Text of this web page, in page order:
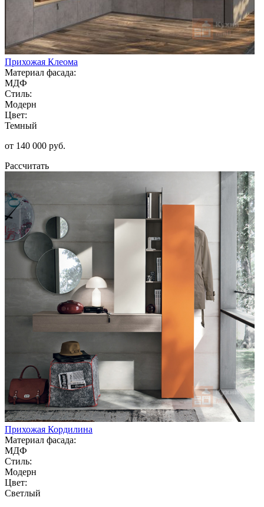
Прихожая Клеома
Материал фасада:
МДФ
Стиль:
Модерн
Цвет:
Темный
от 140 000 руб.
Рассчитать
Прихожая Кордилина
Материал фасада:
МДФ
Стиль:
Модерн
Цвет:
Светлый